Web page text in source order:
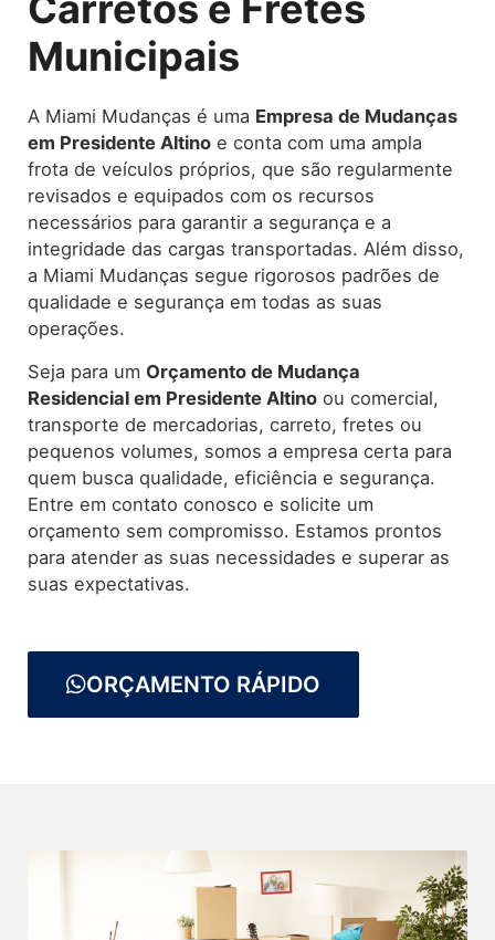
Municipais
A Miami Mudanças é uma Empresa de Mudanças
em Presidente Altino e conta com uma ampla
frota de veículos próprios, que são regularmente
revisados e equipados com os recursos
necessários para garantir a segurança e a
integridade das cargas transportadas. Além disso,
a Miami Mudanças segue rigorosos padrões de
qualidade e segurança em todas as suas
operações.
Seja para um Orçamento de Mudança
Residencial em Presidente Altino ou comercial,
transporte de mercadorias, carreto, fretes ou
pequenos volumes, somos a empresa certa para
quem busca qualidade, eficiência e segurança.
Entre em contato conosco e solicite um
orçamento sem compromisso. Estamos prontos
para atender as suas necessidades e superar as
suas expectativas.
ORÇAMENTO RÁPIDO